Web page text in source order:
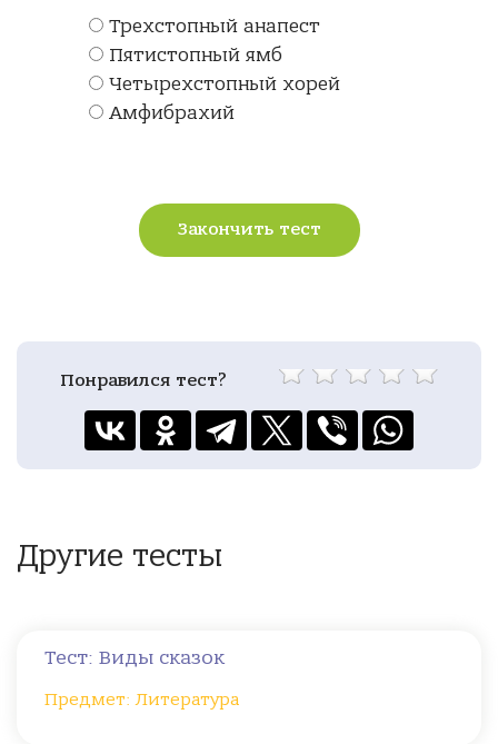
Трехстопный анапест
Пятистопный ямб
Четырехстопный хорей
Амфибрахий
Закончить тест
Понравился тест?
Другие тесты
Тест: Виды сказок
Предмет: Литература